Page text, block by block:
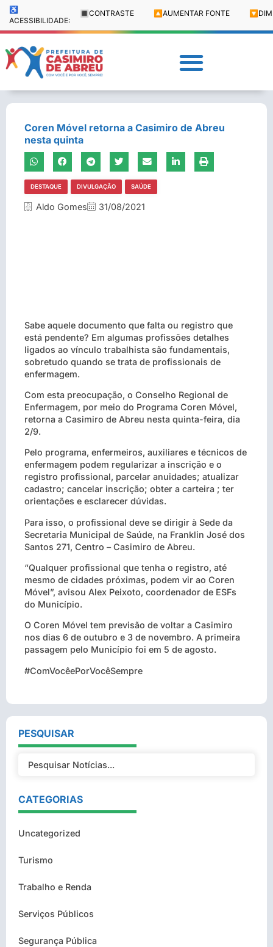
♿
ACESSIBILIDADE:
🔳 CONTRASTE 🔼 AUMENTAR FONTE 🔽
Coren Móvel retorna a Casimiro de Abreu
nesta quinta
DESTAQUE DIVULGAÇÃO SAÚDE
Aldo Gomes 31/08/2021
Sabe aquele documento que falta ou registro que
está pendente? Em algumas profissões detalhes
ligados ao vínculo trabalhista são fundamentais,
sobretudo quando se trata de profissionais de
enfermagem.
Com esta preocupação, o Conselho Regional de
Enfermagem, por meio do Programa Coren Móvel,
retorna a Casimiro de Abreu nesta quinta-feira, dia
2/9.
Pelo programa, enfermeiros, auxiliares e técnicos de
enfermagem podem regularizar a inscrição e o
registro profissional, parcelar anuidades; atualizar
cadastro; cancelar inscrição; obter a carteira ; ter
orientações e esclarecer dúvidas.
Para isso, o profissional deve se dirigir à Sede da
Secretaria Municipal de Saúde, na Franklin José dos
Santos 271, Centro – Casimiro de Abreu.
“Qualquer profissional que tenha o registro, até
mesmo de cidades próximas, podem vir ao Coren
Móvel”, avisou Alex Peixoto, coordenador de ESFs
do Município.
O Coren Móvel tem previsão de voltar a Casimiro
nos dias 6 de outubro e 3 de novembro. A primeira
passagem pelo Município foi em 5 de agosto.
#ComVocêePorVocêSempre
PESQUISAR
CATEGORIAS
Uncategorized
Turismo
Trabalho e Renda
Serviços Públicos
Segurança Pública